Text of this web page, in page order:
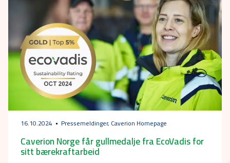
16.10.2024 Pressemeldinger, Caverion Homepage
Caverion Norge får gullmedalje fra EcoVadis for
sitt bærekraftarbeid